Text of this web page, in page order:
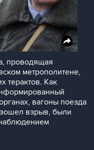
проводящая
метрополитене,
терактов. Как
вагоны поезда
взрыв, были